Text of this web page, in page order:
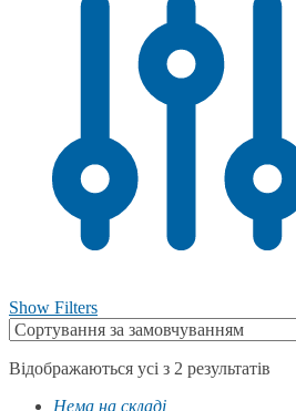
Show Filters
Відображаються усі з 2 результатів
Нема на складі